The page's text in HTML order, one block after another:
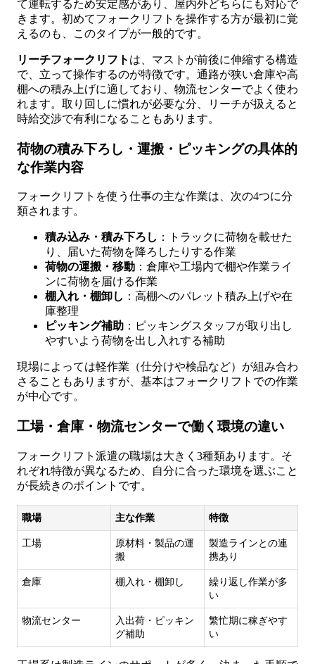
て運転するため安定感があり、屋内外どちらにも対応で
きます。初めてフォークリフトを操作する方が最初に覚
えるのも、このタイプが一般的です。
リーチフォークリフト は、マストが前後に伸縮する構造
で、立って操作するのが特徴です。通路が狭い倉庫や高
棚への積み上げに適しており、物流センターでよく使わ
れます。取り回しに慣れが必要な分、リーチが扱えると
時給交渉で有利になることもあります。
荷物の積み下ろし・運搬・ピッキングの具体的
な作業内容
フォークリフトを使う仕事の主な作業は、次の4つに分
類されます。
積み込み・積み下ろし ：トラックに荷物を載せた
り、届いた荷物を降ろしたりする作業
荷物の運搬・移動 ：倉庫や工場内で棚や作業ライ
ンに荷物を届ける作業
棚入れ・棚卸し ：高棚へのパレット積み上げや在
庫整理
ピッキング補助 ：ピッキングスタッフが取り出し
やすいよう荷物を出し入れする補助
現場によっては軽作業（仕分けや検品など）が組み合わ
さることもありますが、基本はフォークリフトでの作業
が中心です。
工場・倉庫・物流センターで働く環境の違い
フォークリフト派遣の職場は大きく3種類あります。そ
れぞれ特徴が異なるため、自分に合った環境を選ぶこと
が長続きのポイントです。
職場 主な作業 特徴
工場
原材料・製品の運
搬
製造ラインとの連
携あり
倉庫 棚入れ・棚卸し
繰り返し作業が多
い
物流センター
入出荷・ピッキン
グ補助
繁忙期に稼ぎやす
い